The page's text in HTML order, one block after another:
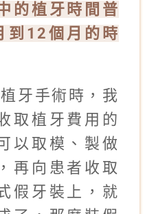
的植牙時間普
到12個月的時
牙手術時，我
取植牙費用的
以取模、製做
再向患者收取
假牙裝上，就